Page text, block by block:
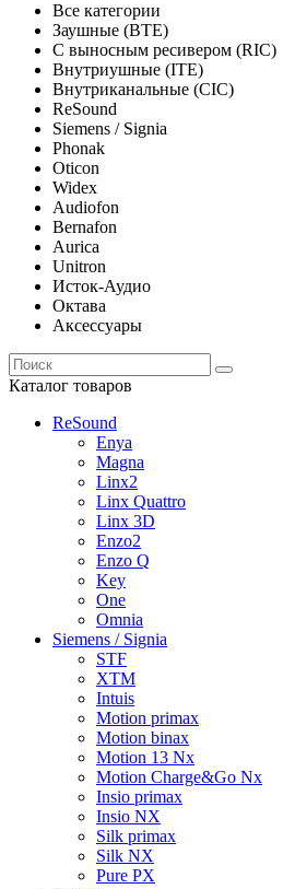
Все категории
Заушные (BTE)
С выносным ресивером (RIC)
Внутриушные (ITE)
Внутриканальные (CIC)
ReSound
Siemens / Signia
Phonak
Oticon
Widex
Audiofon
Bernafon
Aurica
Unitron
Исток-Аудио
Октава
Аксессуары
Каталог товаров
ReSound
Enya
Magna
Linx2
Linx Quattro
Linx 3D
Enzo2
Enzo Q
Key
One
Omnia
Siemens / Signia
STF
XTM
Intuis
Motion primax
Motion binax
Motion 13 Nx
Motion Charge&Go Nx
Insio primax
Insio NX
Silk primax
Silk NX
Pure PX